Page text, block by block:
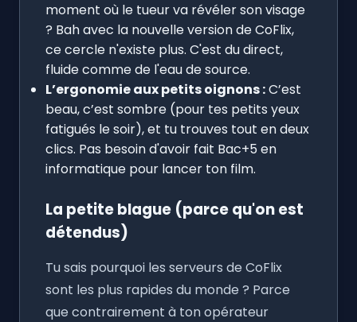
moment où le tueur va révéler son visage
? Bah avec la nouvelle version de CoFlix,
ce cercle n'existe plus. C'est du direct,
fluide comme de l'eau de source.
L’ergonomie aux petits oignons :C’est
beau, c’est sombre (pour tes petits yeux
fatigués le soir), et tu trouves tout en deux
clics. Pas besoin d'avoir fait Bac+5 en
informatique pour lancer ton film.
La petite blague (parce qu'on est
détendus)
Tu sais pourquoi les serveurs de CoFlix
sont les plus rapides du monde ? Parce
que contrairement à ton opérateur